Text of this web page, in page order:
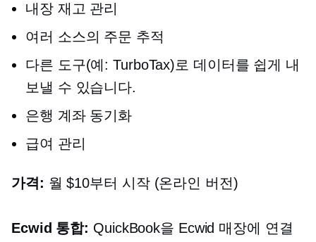
내장재고 관리
여러 소스의 주문 추적
다른 도구(예: TurboTax)로 데이터를 쉽게 내
보낼 수 있습니다.
은행 계좌 동기화
급여 관리
가격: 월 $10부터 시작 (온라인 버전)
Ecwid 통합: QuickBook을 Ecwid 매장에 연결